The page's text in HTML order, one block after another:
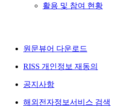
활용 및 참여 현황
원문뷰어 다운로드
RISS 개인정보 재동의
공지사항
해외전자정보서비스 검색